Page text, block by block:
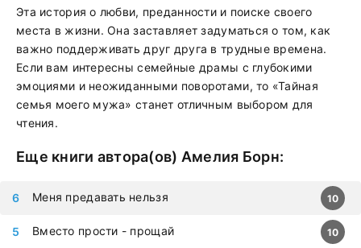
Эта история о любви, преданности и поиске своего
места в жизни. Она заставляет задуматься о том, как
важно поддерживать друг друга в трудные времена.
Если вам интересны семейные драмы с глубокими
эмоциями и неожиданными поворотами, то «Тайная
семья моего мужа» станет отличным выбором для
чтения.
Еще книги автора(ов) Амелия Борн:
Вместо прости - прощай 10
Меня предавать нельзя 10